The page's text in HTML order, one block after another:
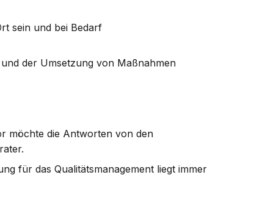
sein und bei Bedarf
der Umsetzung von Maßnahmen
möchte die Antworten von den
für das Qualitätsmanagement liegt immer